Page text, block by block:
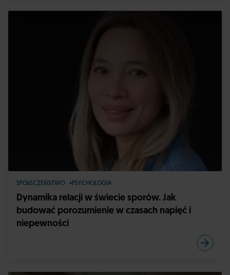
SPOŁECZEŃSTWO PSYCHOLOGIA
Dynamika relacji w świecie sporów. Jak
budować porozumienie w czasach napięć i
niepewności